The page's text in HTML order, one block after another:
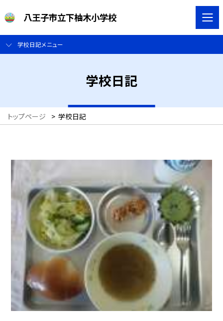
八王子市立下柚木小学校
学校日記メニュー
学校日記
トップページ > 学校日記